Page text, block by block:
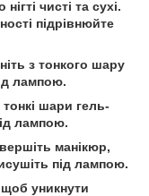
чисті та сухі.
підрівнюйте
з тонкого шару
лампою.
шари гель-
лампою.
манікюр,
під лампою.
уникнути